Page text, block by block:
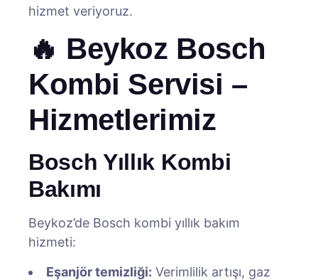
hizmet veriyoruz.
🔥 Beykoz Bosch
Kombi Servisi –
Hizmetlerimiz
Bosch Yıllık Kombi
Bakımı
Beykoz’de Bosch kombi yıllık bakım
hizmeti:
Eşanjör temizliği: Verimlilik artışı, gaz